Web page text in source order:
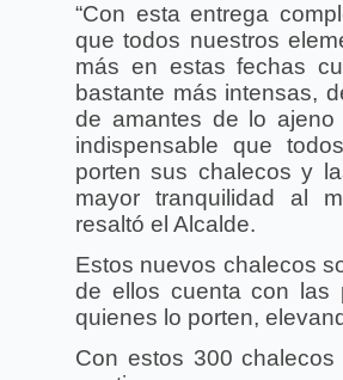
“Con esta entrega
que todos nuestros
más en estas fechas
bastante más intensas,
de amantes de lo
indispensable que
porten sus chalecos y
mayor tranquilidad al
resaltó el Alcalde.
Estos nuevos chalecos
de ellos cuenta con las
quienes lo porten,
Con estos 300